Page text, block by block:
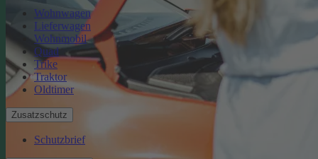
Wohnwagen
Lieferwagen
Wohnmobil
Quad
Trike
Traktor
Oldtimer
Zusatzschutz
Schutzbrief